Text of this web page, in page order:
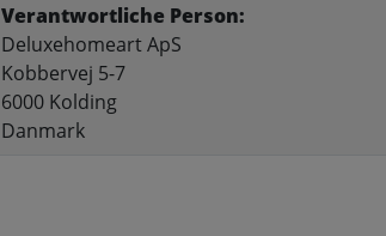
Verantwortliche Person:
Deluxehomeart ApS
Kobbervej 5-7
6000 Kolding
Danmark